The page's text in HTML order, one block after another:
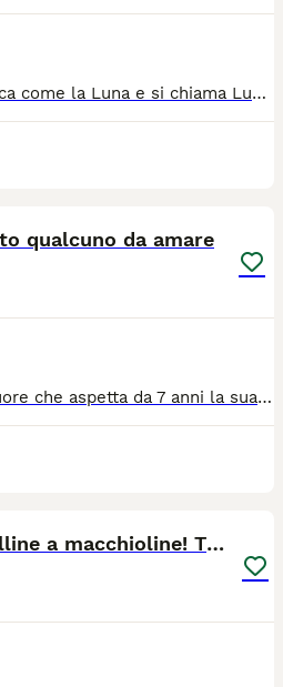
Luna cerca casa ✨ È bianca come la Luna e si chiama Luna 🌝 Ha 1 anno e mezzo, taglia medio contenuta sui 16 kg 😍 Luna è arrivata dalla Puglia questa mattina al rifugio Hope Eden Dog e si è già ambientata facendosi conoscere in tutta la sua dolcezza 🐶❤️ Luna e stata salvata dalla strada, da una situazione di pericolo e adesso aspetta di essere conosciuta, notata e di iniziare la sua nuova vita. Si affida Sterilizzata e in regola con vaccini e microchip. Per info Maria Luisa previo messaggio whattsapp di presentazione 3383338227 #adottanoncomprare #fidenza #hope_eden_dog #adoptdontshop #doglovers
qualcuno da amare
Giordie, è un adorabile cuore che aspetta da 7 anni la sua famiglia, e non ci si spiega il perché. pesa sui 17 chili, taglia media contenuta, un cagnolino dolce e socievole che ama tanto giocare con palline e giochini, come fosse ancora un cucciolone. Sempre pronto a farsi coccolare e accarezzare, ama il contatto umano, lo cerca. Può essere un pò diffidente all'inizio quando non conosce le persone, ma la sua bontà lo fa cedere in fretta. Va d'accordo con i suoi simili, siano maschi o femmine e ama giocare con loro. È davvero un cane amorevole che purtroppo aspetta da tempo che qualcuno si accorga di lui. Al momento si trova in stallo. Dopo iter pre affido può arrivare dove c'è amore e casa. Si trova in stallo a Latina ma arriva in tutto il Centro Nord con staffetta autorizzata ASL
FLORIA e FANA, sorelline a macchioline! TG PICCOLA